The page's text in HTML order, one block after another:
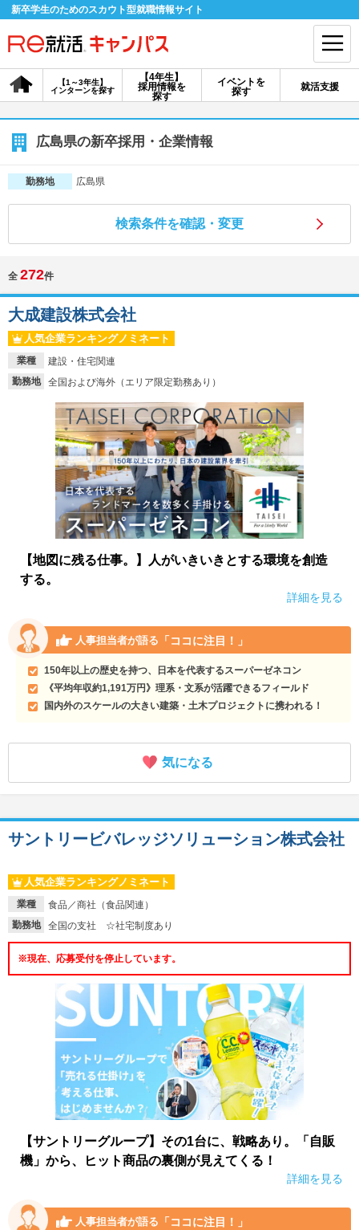
新卒学生のためのスカウト型就職情報サイト
【4年生】
採用情報を
探す
【1～3年生】
インターンを探す
イベントを
探す
就活支援
会員登録 ログイン
会員ID・パスワードを忘れた方はこちら
探す
【4年生】
【1～3年生】
イベントを探す スカウト お知らせ
就活ノウハウ・サポート
就活支援
就活ノウハウが満載！ お役立ち記事・相談室など
適職診断
あなたに合う仕事を診断！
就活チャンネル
動画で対策講座をチェック
就活ニュースペーパー
就活時事ニュースを更新
よくある質問
不明点があればこちら
広島県の新卒採用・企業情報
勤務地 広島県
検索条件を確認・変更
全 272件
業種
建設・住宅関連
勤務地
全国および海外（エリア限定勤務あり）
大成建設株式会社
人気企業ランキングノミネート
【地図に残る仕事。】人がいきいきとする環境を創造
する。
詳細を見る
人事担当者が語る 「ココに注目！」
150年以上の歴史を持つ、日本を代表するスーパーゼネコン
《平均年収約1,191万円》理系・文系が活躍できるフィールド
国内外のスケールの大きい建築・土木プロジェクトに携われる！
気になる
業種
食品／商社（食品関連）
勤務地
全国の支社 ☆社宅制度あり
サントリービバレッジソリューション株式会社
人気企業ランキングノミネート
※現在、応募受付を停止しています。
【サントリーグループ】その1台に、戦略あり。「自販
機」から、ヒット商品の裏側が見えてくる！
詳細を見る
人事担当者が語る 「ココに注目！」